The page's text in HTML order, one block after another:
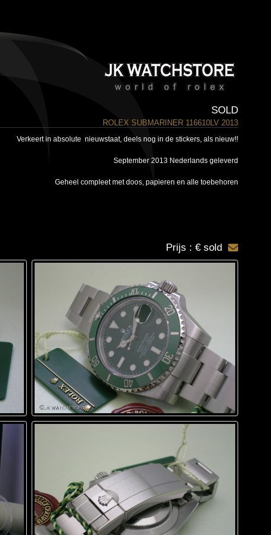
SOLD
ROLEX SUBMARINER 116610LV 2013
Verkeert in absolute nieuwstaat, deels nog in de stickers, als nieuw!!
September 2013 Nederlands geleverd
Geheel compleet met doos, papieren en alle toebehoren
Prijs : € sold